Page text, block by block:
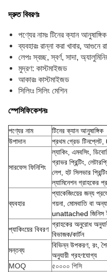
দ্রুত বিবরণঃ
পণ্যের নামঃ টিনের ক্যান আনুষাঙ্গিক
ব্যবহারঃ রান্না করা খাবার, আগুনে
লেপঃ স্বচ্ছ, স্বর্ণ, সাদা,
মুদ্রণ: কাস্টমাইজড
আকারঃ কাস্টমাইজড
সিলিংঃ সিলিং মেশিন
স্পেসিফিকেশনঃ
পণ্যের নাম
টিনের ক্যান আনুষাঙ্গিক
উপাদান
প্রথম গ্রেড
সারফেস ফিনিশিং
ল্যাকিং, এমবসিং,
গ্রাভর প্রিন্টিং,
লেপ, হট সিলভার
ল্যামিনেশন গ্রাহকের
ব্যবহার
প্যাকেজিংয়ের জন্য
গয়না, মোমবাতি বা
unattached জিনিস
প্যাকিংয়ের বিবরণ
গ্রাহকের অনুরোধ
বিভাজক/কার্টন
মন্তব্য
বিভিন্ন উপকরণ, রং,
অনুযায়ী গ্রহণযোগ্য
MOQ
৫০০০০ পিসি